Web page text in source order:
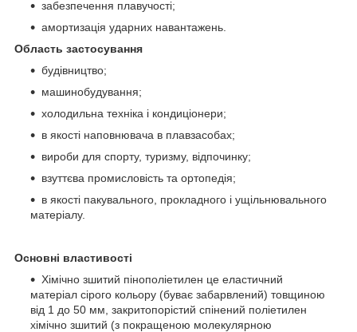
забезпечення плавучості;
амортизація ударних навантажень.
Область застосування
будівництво;
машинобудування;
холодильна техніка і кондиціонери;
в якості наповнювача в плавзасобах;
вироби для спорту, туризму, відпочинку;
взуттєва промисловість та ортопедія;
в якості пакувального, прокладного і ущільнювального
матеріалу.
Основні властивості
Хімічно зшитий пінополіетилен це еластичний
матеріал сірого кольору (буває забарвлений) товщиною
від 1 до 50 мм, закритопорістий спінений поліетилен
хімічно зшитий (з покращеною молекулярною